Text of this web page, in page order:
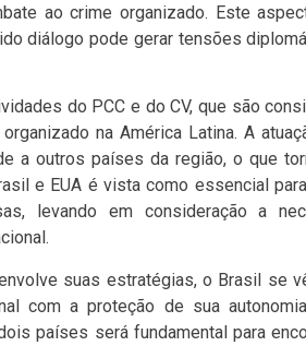
ao crime organizado. Este
diálogo pode gerar tensões
do PCC e do CV, que são
na América Latina. A
a outros países da região, o que
e EUA é vista como essencial
levando em consideração a
suas estratégias, o Brasil se
com a proteção de sua
países será fundamental para